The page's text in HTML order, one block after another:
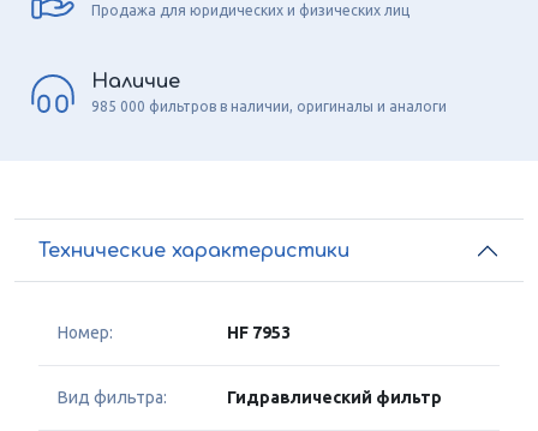
Продажа для юридических и физических лиц
Наличие
985 000 фильтров в наличии, оригиналы и аналоги
Технические характеристики
Номер: HF 7953
Вид фильтра: Гидравлический фильтр